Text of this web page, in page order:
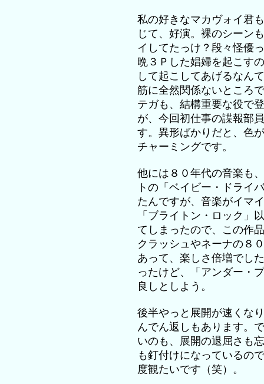
私の好きなマカヴォイ君
じて、好演。裸のシーン
イしてたっけ？段々怪優
晩３Ｐした娼婦を起こす
して起こしてあげるなん
筋に全然関係ないところ
テガも、結構重要な役で
が、今回初仕事の諜報部
す。異形ばかりだと、色
チャーミングです。
他には８０年代の音楽も
トの「ベイビー・ドライ
たんですが、音楽がイマ
「ブライトン・ロック」
てしまったので、この作
クラッシュやネーナの８
あって、楽しさ倍増でし
ったけど、「アンダー・
良しとしよう。
後半やっと展開が速くな
んでん返しもあります。
いのも、展開の退屈さも
も釘付けになっているの
度観たいです（笑）。